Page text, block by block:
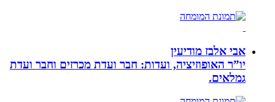
אבי אלבז מודיעין
יו”ר האופוזיציה, ועדות: חבר ועדת מכרזים וחבר ועדת
גמלאים.